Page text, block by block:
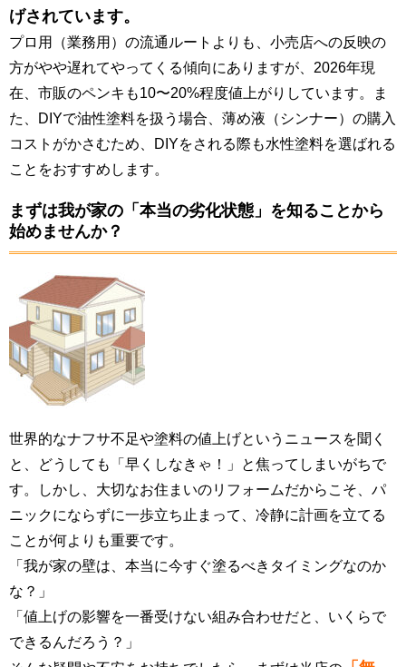
げされています。
プロ用（業務用）の流通ルートよりも、小売店への反映の
方がやや遅れてやってくる傾向にありますが、2026年現
在、市販のペンキも10〜20%程度値上がりしています。ま
た、DIYで油性塗料を扱う場合、薄め液（シンナー）の購入
コストがかさむため、DIYをされる際も水性塗料を選ばれる
ことをおすすめします。
まずは我が家の「本当の劣化状態」を知ることから
始めませんか？
世界的なナフサ不足や塗料の値上げというニュースを聞く
と、どうしても「早くしなきゃ！」と焦ってしまいがちで
す。しかし、大切なお住まいのリフォームだからこそ、パ
ニックにならずに一歩立ち止まって、冷静に計画を立てる
ことが何よりも重要です。
「我が家の壁は、本当に今すぐ塗るべきタイミングなのか
な？」
「値上げの影響を一番受けない組み合わせだと、いくらで
できるんだろう？」